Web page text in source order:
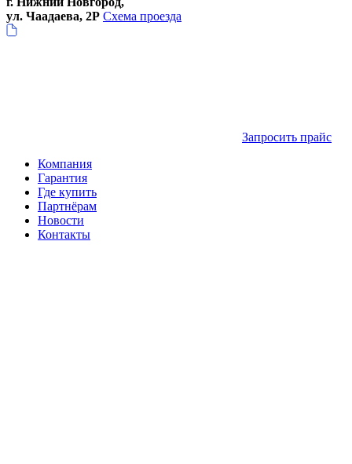
ул. Чаадаева, 2Р Схема проезда
Запросить прайс
Компания
Гарантия
Где купить
Партнёрам
Новости
Контакты